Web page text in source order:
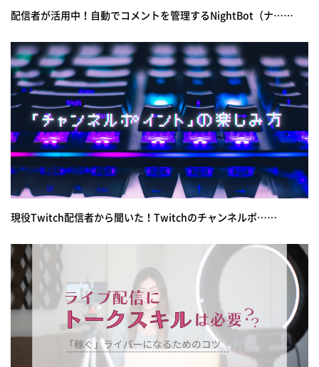
配信者が活用中！自動でコメントを管理するNightBot（ナ……
現役Twitch配信者から聞いた！Twitchのチャンネルポ……